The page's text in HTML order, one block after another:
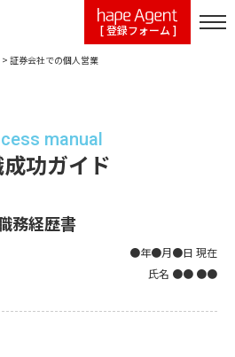
[ 登録フォーム ]
> 証券会社での個人営業
manual
功ガイド
務経歴書
●年●月●日 現在
氏名 ●● ●●